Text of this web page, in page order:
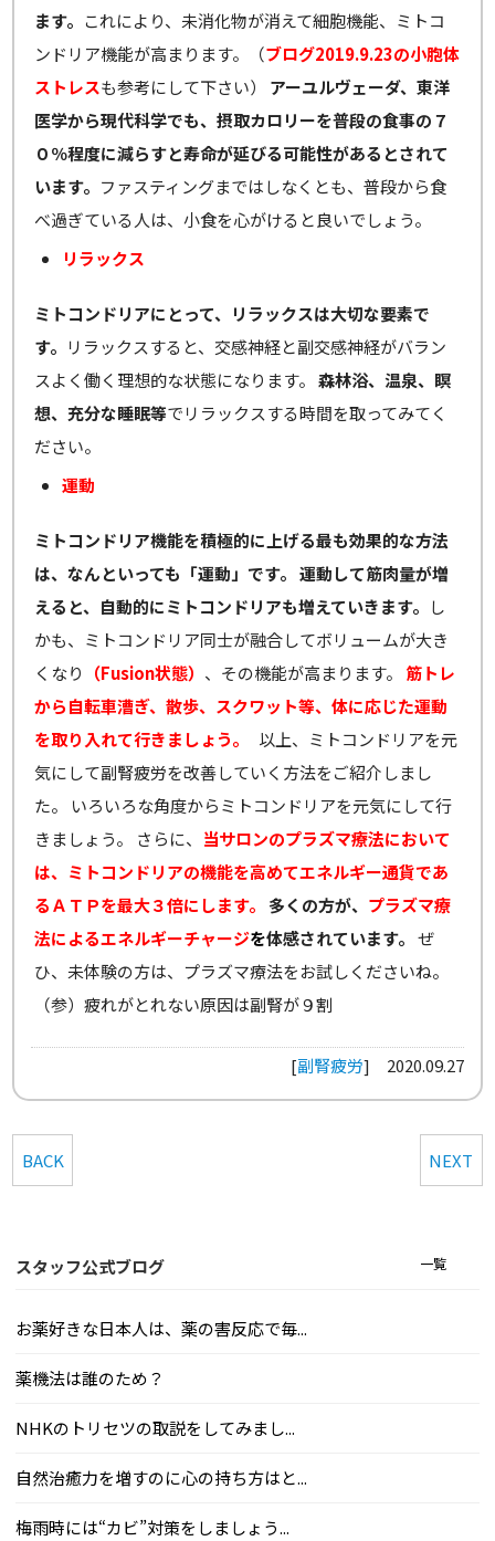
ます。 これにより、未消化物が消えて細胞機能、ミトコ
ンドリア機能が高まります。（ブログ2019.9.23の小胞体
ストレスも参考にして下さい） アーユルヴェーダ、東洋
医学から現代科学でも、摂取カロリーを普段の食事の７
０％程度に減らすと寿命が延びる可能性があるとされて
います。 ファスティングまではしなくとも、普段から食
べ過ぎている人は、小食を心がけると良いでしょう。
リラックス
ミトコンドリアにとって、リラックスは大切な要素で
す。 リラックスすると、交感神経と副交感神経がバラン
スよく働く理想的な状態になります。森林浴、温泉、瞑
想、充分な睡眠等でリラックスする時間を取ってみてく
ださい。
運動
ミトコンドリア機能を積極的に上げる最も効果的な方法
は、なんといっても「運動」です。 運動して筋肉量が増
えると、自動的にミトコンドリアも増えていきます。 し
かも、ミトコンドリア同士が融合してボリュームが大き
くなり
（Fusion状態） 、その機能が高まります。 筋トレ
から自転車漕ぎ、散歩、スクワット等、体に応じた運動
を取り入れて行きましょう。
以上、ミトコンドリアを元
気にして副腎疲労を改善していく方法をご紹介しまし
た。 いろいろな角度からミトコンドリアを元気にして行
きましょう。 さらに、 当サロンのプラズマ療法において
は、ミトコンドリアの機能を高めてエネルギー通貨であ
るＡＴＰを最大３倍にします。
多くの方が、 プラズマ療
法によるエネルギーチャージを体感されています。 ぜ
ひ、未体験の方は、プラズマ療法をお試しくださいね。
（参）疲れがとれない原因は副腎が９割
[副腎疲労] 2020.09.27
BACK NEXT
スタッフ公式ブログ 一覧
お薬好きな日本人は、薬の害反応で毎...
薬機法は誰のため？
NHKのトリセツの取説をしてみまし...
自然治癒力を増すのに心の持ち方はと...
梅雨時には“カビ”対策をしましょう...